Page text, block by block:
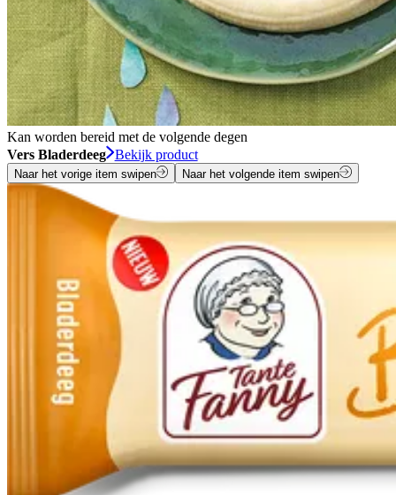
Kan worden bereid met de volgende degen
Vers Bladerdeeg Bekijk product
Naar het vorige item swipen Naar het volgende item swipen